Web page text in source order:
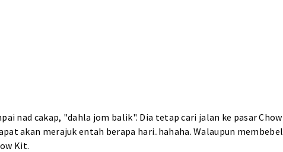
nad cakap, "dahla jom balik". Dia tetap cari jalan ke pasar Chow
akan merajuk entah berapa hari..hahaha. Walaupun membebel
Kit.